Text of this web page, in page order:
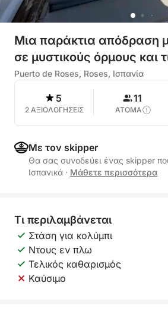
Μια παράκτια απόδραση
σε μυστικούς όρμους και
Puerto de Roses, Roses, Ισπανία
5
2 ΑΞΙΟΛΟΓΗΣΕΙΣ
11
ΑΤΟΜΑ
Με τον skipper
Θα σας συνοδεύει ένας skipper
Ισπανικά · Μάθετε περισσότερα
Τι περιλαμβάνεται
Στάση για κολύμπι
Ντους εν πλω
Τελικός καθαρισμός
Καύσιμο